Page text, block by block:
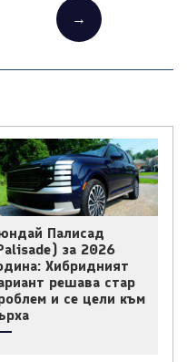
→
Палисад
за 2026
Хибридният
решава стар
и се цели към